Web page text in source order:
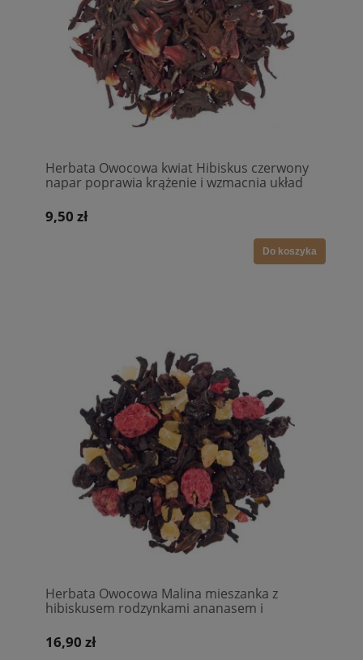
Herbata Owocowa kwiat Hibiskus czerwony
napar poprawia krążenie i wzmacnia układ
9,50 zł
Do koszyka
Herbata Owocowa Malina mieszanka z
hibiskusem rodzynkami ananasem i
16,90 zł